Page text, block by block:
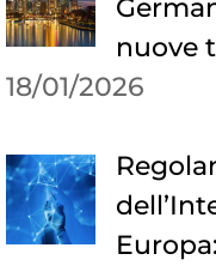
nuove
18/01/2026